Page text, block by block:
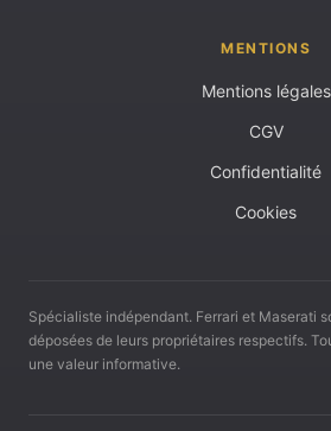
MENTIONS
Mentions légales
CGV
Confidentialité
Cookies
Spécialiste indépendant. Ferrari et Maserati
déposées de leurs propriétaires respectifs.
une valeur informative.